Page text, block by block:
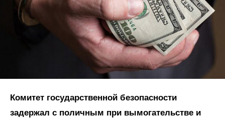
Комитет государственной безопасности
задержал с поличным при вымогательстве и